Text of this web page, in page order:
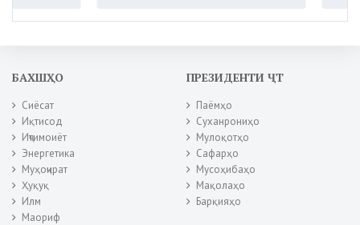
БАХШҲО
Сиёсат
Иқтисод
Иҷтимоиёт
Энергетика
Муҳоҷират
Ҳуқуқ
Илм
Маориф
ПРЕЗИДЕНТИ ҶТ
Паёмҳо
Суханрониҳо
Мулоқотҳо
Сафарҳо
Мусоҳибаҳо
Мақолаҳо
Барқияҳо